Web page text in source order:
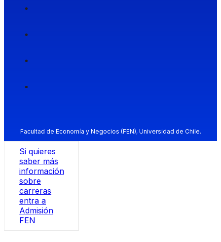
Facultad de Economía y Negocios (FEN), Universidad de Chile.
Si quieres
saber más
información
sobre
carreras
entra a
Admisión
FEN